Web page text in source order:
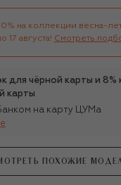
на коллекции весна-
17 августа! Смотреть
для чёрной карты и 8%
карты
на карту ЦУМа
ПОХОЖИЕ